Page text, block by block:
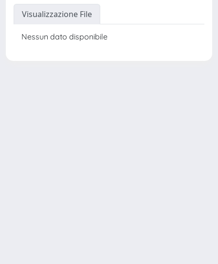
Visualizzazione File
Nessun dato disponibile